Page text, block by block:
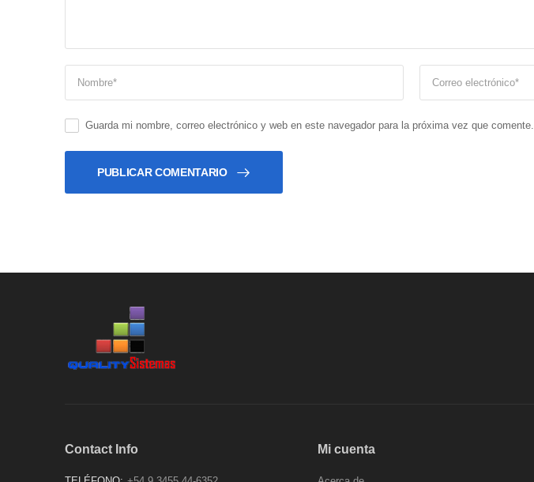
Guarda mi nombre, correo electrónico y web en este navegador para la próxima vez que comente.
PUBLICAR COMENTARIO
Contact Info Mi cuenta